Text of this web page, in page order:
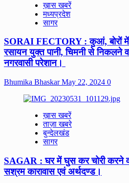
ख़ास खबरें
मध्यप्रदेश
सागर
SORAI FECTORY : कुआं, बोरों में
रसायन युक्त पानी, चिमनी से निकलने
नगरवासी परेशान।
Bhumika BhaskarMay 22, 2024 0
ख़ास खबरें
ताज़ा खबरे
बुन्देलखंड
सागर
SAGAR : घर में घुस कर चोरी करने
सश्रम कारावास एवं अर्थदण्ड।